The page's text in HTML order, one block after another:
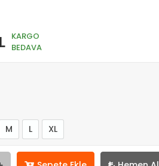
KARGO
BEDAVA
M L XL